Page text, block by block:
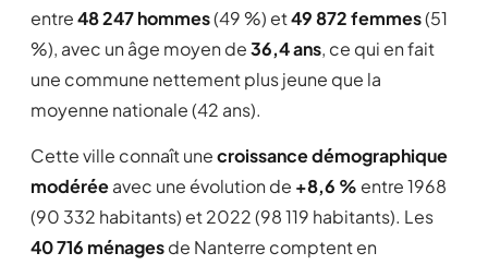
entre48 247 hommes(49 %) et49 872 femmes(51
%), avec un âge moyen de36,4 ans, ce qui en fait
une commune nettement plus jeune que la
moyenne nationale (42 ans).
Cette ville connaît unecroissance démographique
modéréeavec une évolution de +8,6 % entre 1968
(90 332 habitants) et 2022 (98 119 habitants). Les
40 716 ménagesde Nanterre comptent en